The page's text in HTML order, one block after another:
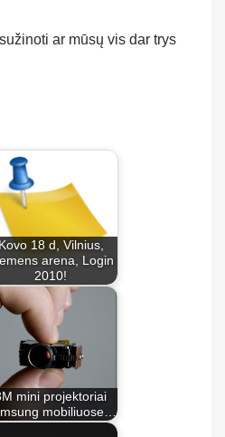
ar mūsų vis dar trys
Kovo 18 d, Vilnius,
arena, Login
2010!
mini projektoriai
mobiliuose…